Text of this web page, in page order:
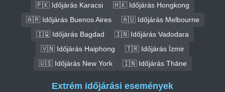
🇵🇰 Időjárás Karacsi
🇭🇰 Időjárás Hongkong
🇦🇷 Időjárás Buenos Aires
🇦🇺 Időjárás Melbourne
🇮🇶 Időjárás Bagdad
🇮🇳 Időjárás Vadodara
🇻🇳 Időjárás Haiphong
🇹🇷 Időjárás İzmir
🇺🇸 Időjárás New York
🇮🇳 Időjárás Thāne
Extrém időjárási események